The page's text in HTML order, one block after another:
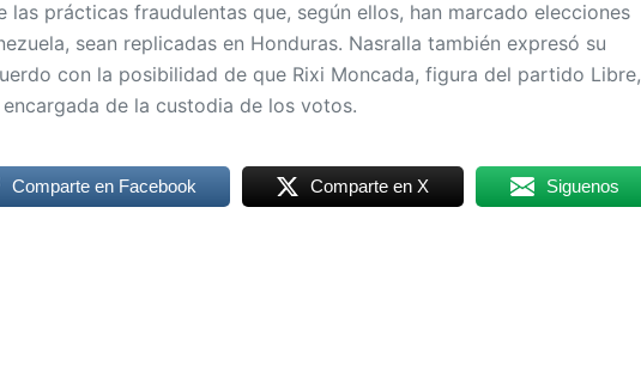
las prácticas fraudulentas que, según ellos, han marcado elecciones
sean replicadas en Honduras. Nasralla también expresó su
con la posibilidad de que Rixi Moncada, figura del partido Libre,
encargada de la custodia de los votos.
Comparte en Facebook Comparte en X Siguenos